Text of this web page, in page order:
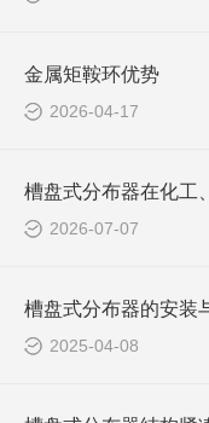
金属矩鞍环优势
2026-04-17
2026-07-07
槽盘式分布器的安装
2025-04-08